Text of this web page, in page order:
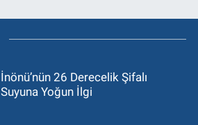
İnönü’nün 26 Derecelik Şifalı
Suyuna Yoğun İlgi